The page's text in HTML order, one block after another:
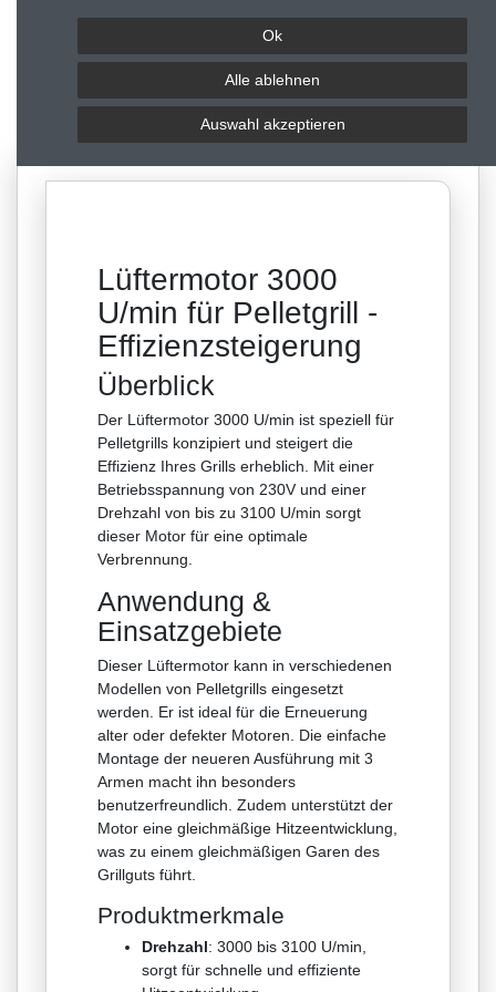
Lüftermotor 3000
U/min für Pelletgrill -
Effizienzsteigerung
Überblick
Der Lüftermotor 3000 U/min ist speziell für
Pelletgrills konzipiert und steigert die
Effizienz Ihres Grills erheblich. Mit einer
Betriebsspannung von 230V und einer
Drehzahl von bis zu 3100 U/min sorgt
dieser Motor für eine optimale
Verbrennung.
Anwendung &
Einsatzgebiete
Dieser Lüftermotor kann in verschiedenen
Modellen von Pelletgrills eingesetzt
werden. Er ist ideal für die Erneuerung
alter oder defekter Motoren. Die einfache
Montage der neueren Ausführung mit 3
Armen macht ihn besonders
benutzerfreundlich. Zudem unterstützt der
Motor eine gleichmäßige Hitzeentwicklung,
was zu einem gleichmäßigen Garen des
Grillguts führt.
Produktmerkmale
Drehzahl: 3000 bis 3100 U/min,
sorgt für schnelle und effiziente
Ok
Alle ablehnen
Auswahl akzeptieren